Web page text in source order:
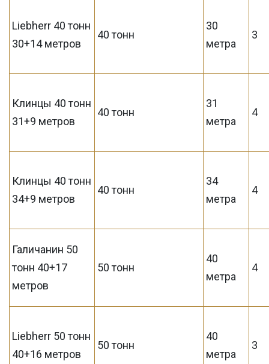
Liebherr 40 тонн
30+14 метров
40 тонн
30
метра
3
Клинцы 40 тонн
31+9 метров
40 тонн
31
метра
4
Клинцы 40 тонн
34+9 метров
40 тонн
34
метра
4
Галичанин 50
тонн 40+17
метров
50 тонн
40
метра
4
Liebherr 50 тонн
40+16 метров
50 тонн
40
метра
3